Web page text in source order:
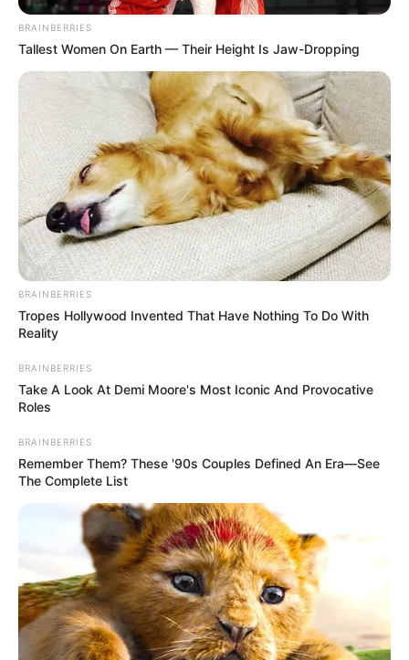
BRAINBERRIES
Tallest Women On Earth — Their Height Is Jaw-Dropping
BRAINBERRIES
Tropes Hollywood Invented That Have Nothing To Do With
Reality
BRAINBERRIES
Take A Look At Demi Moore's Most Iconic And Provocative
Roles
BRAINBERRIES
Remember Them? These '90s Couples Defined An Era—See
The Complete List